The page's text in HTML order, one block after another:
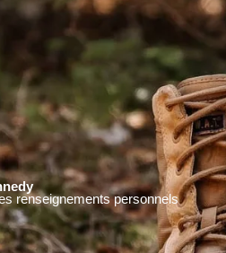
renseignements personnels